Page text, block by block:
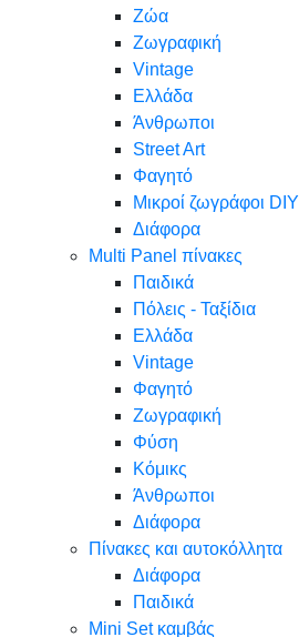
Ζώα
Ζωγραφική
Vintage
Ελλάδα
Άνθρωποι
Street Art
Φαγητό
Μικροί ζωγράφοι DIY
Διάφορα
Multi Panel πίνακες
Παιδικά
Πόλεις - Ταξίδια
Ελλάδα
Vintage
Φαγητό
Ζωγραφική
Φύση
Κόμικς
Άνθρωποι
Διάφορα
Πίνακες και αυτοκόλλητα
Διάφορα
Παιδικά
Mini Set καμβάς